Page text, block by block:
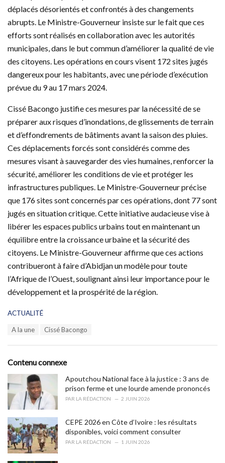
déplacés désorientés et confrontés à des changements
abrupts. Le Ministre-Gouverneur insiste sur le fait que ces
efforts sont réalisés en collaboration avec les autorités
municipales, dans le but commun d’améliorer la qualité de vie
des citoyens. Les opérations en cours visent 172 sites jugés
dangereux pour les habitants, avec une période d’exécution
prévue du 9 au 17 mars 2024.
Cissé Bacongo justifie ces mesures par la nécessité de se
préparer aux risques d’inondations, de glissements de terrain
et d’effondrements de bâtiments avant la saison des pluies.
Ces déplacements forcés sont considérés comme des
mesures visant à sauvegarder des vies humaines, renforcer la
sécurité, améliorer les conditions de vie et protéger les
infrastructures publiques. Le Ministre-Gouverneur précise
que 176 sites sont concernés par ces opérations, dont 77 sont
jugés en situation critique. Cette initiative audacieuse vise à
libérer les espaces publics urbains tout en maintenant un
équilibre entre la croissance urbaine et la sécurité des
citoyens. Le Ministre-Gouverneur affirme que ces actions
contribueront à faire d’Abidjan un modèle pour toute
l’Afrique de l’Ouest, soulignant ainsi leur importance pour le
développement et la prospérité de la région.
C
o
r
i
e
s
:
ACTUALITÉ
:
A la une Cissé Bacongo
Contenu connexe
Apoutchou National face à la justice : 3 ans de
prison ferme et une lourde amende prononcés
PAR LA RÉDACTION 2 JUIN 2026
CEPE 2026 en Côte d’Ivoire : les résultats
disponibles, voici comment consulter
PAR LA RÉDACTION 1 JUIN 2026